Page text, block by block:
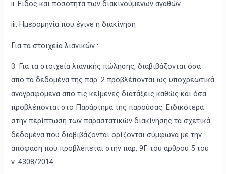
ii. Είδος και ποσότητα των διακινούμενων αγαθών
iii. Ημερομηνία που έγινε η διακίνηση
Για τα στοιχεία λιανικών :
3. Για τα στοιχεία λιανικής πώλησης, διαβιβάζονται όσα
από τα δεδομένα της παρ. 2 προβλέπονται ως υποχρεωτικά
αναγραφόμενα από τις κείμενες διατάξεις καθώς και όσα
προβλέπονται στο Παράρτημα της παρούσας. Ειδικότερα
στην περίπτωση των παραστατικών διακίνησης τα σχετικά
δεδομένα που διαβιβάζονται ορίζονται σύμφωνα με την
απόφαση που προβλέπεται στην παρ. 9Γ του άρθρου 5 του
ν. 4308/2014.